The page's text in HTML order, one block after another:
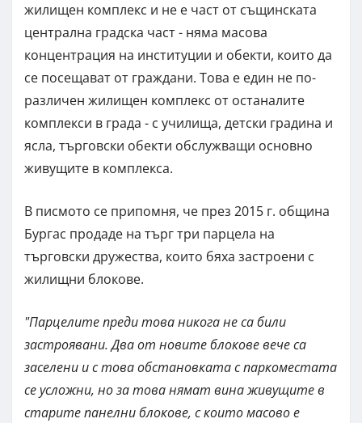
жилищен комплекс и не е част от същинската
централна градска част - няма масова
концентрация на институции и обекти, които да
се посещават от граждани. Това е един не по-
различен жилищен комплекс от останалите
комплекси в града - с училища, детски градина и
ясла, търговски обекти обслужващи основно
живущите в комплекса.
В писмото се припомня, че през 2015 г. община
Бургас продаде на търг три парцела на
търговски дружества, които бяха застроени с
жилищни блокове.
"Парцелите преди това никога не са били
застроявани. Два от новите блокове вече са
заселени и с това обстановката с паркоместата
се усложни, но за това нямат вина живущите в
старите панелни блокове, с които масово е